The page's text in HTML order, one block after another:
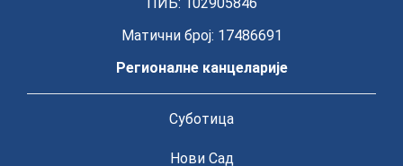
Матични број: 17486691
Регионалне канцеларије
Суботица
Нови Сад